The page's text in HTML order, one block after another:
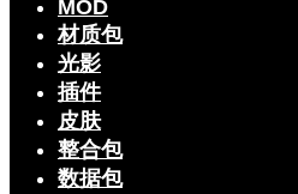
MOD
材质包
光影
插件
皮肤
整合包
数据包